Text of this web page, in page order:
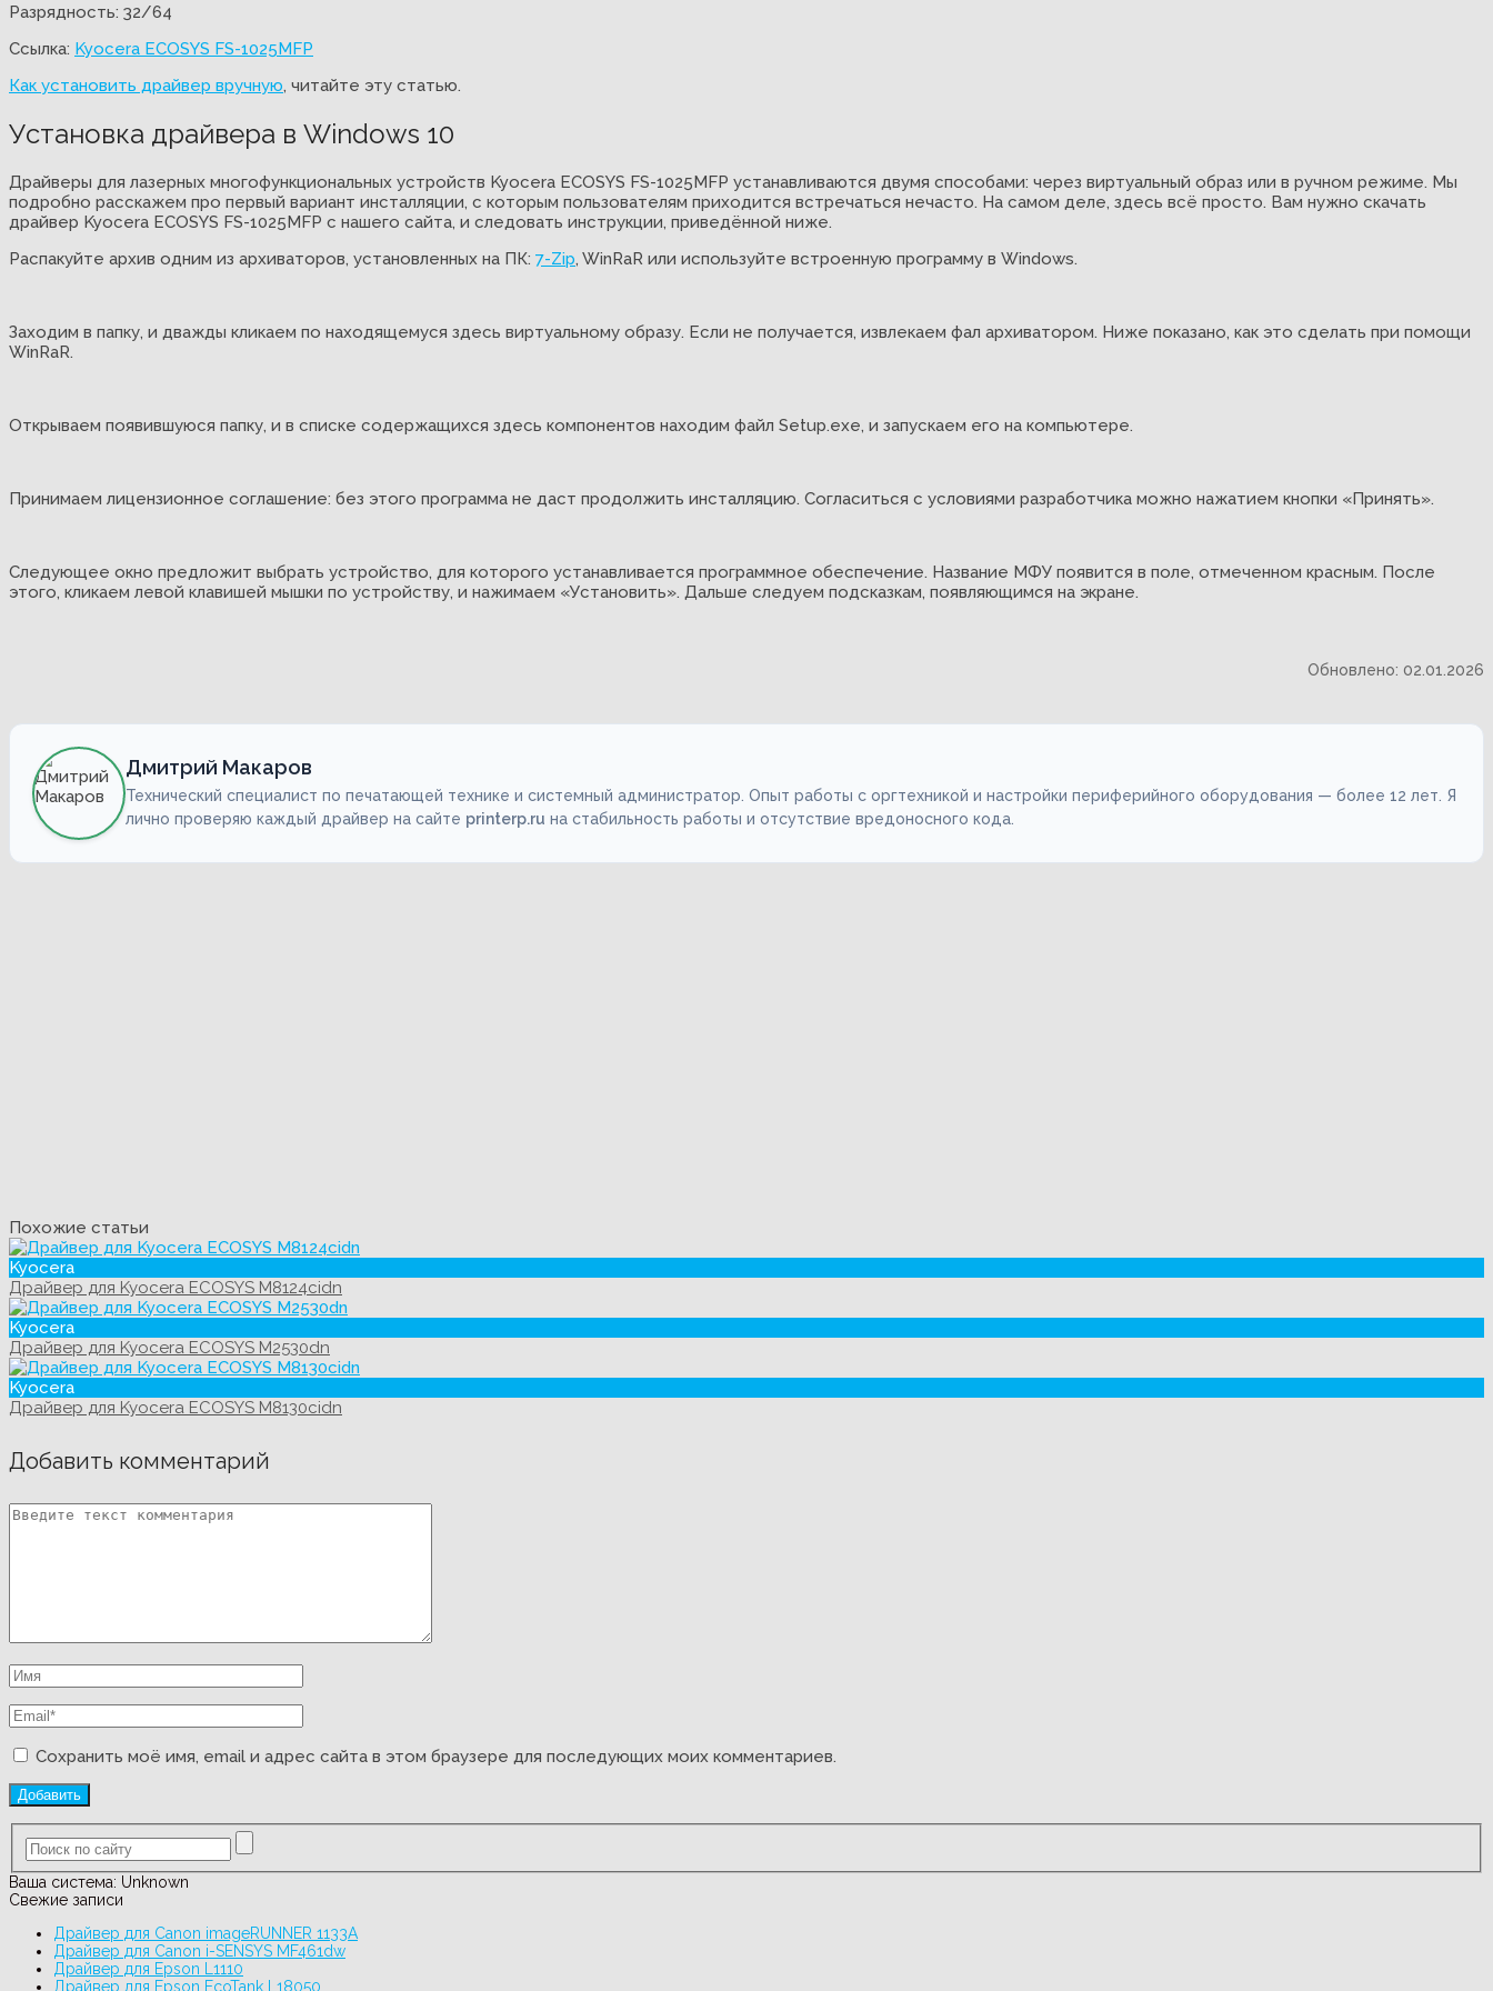
Разрядность: 32/64
Ссылка: Kyocera ECOSYS FS-1025MFP
Как установить драйвер вручную, читайте эту статью.
Установка драйвера в Windows 10
Драйверы для лазерных многофункциональных устройств Kyocera ECOSYS FS-1025MFP устанавливаются двумя способами: через виртуальный образ или в ручном режиме. Мы
подробно расскажем про первый вариант инсталляции, с которым пользователям приходится встречаться нечасто. На самом деле, здесь всё просто. Вам нужно скачать
драйвер Kyocera ECOSYS FS-1025MFP с нашего сайта, и следовать инструкции, приведённой ниже.
Распакуйте архив одним из архиваторов, установленных на ПК: 7-Zip, WinRaR или используйте встроенную программу в Windows.
Заходим в папку, и дважды кликаем по находящемуся здесь виртуальному образу. Если не получается, извлекаем фал архиватором. Ниже показано, как это сделать при помощи
WinRaR.
Открываем появившуюся папку, и в списке содержащихся здесь компонентов находим файл Setup.exe, и запускаем его на компьютере.
Принимаем лицензионное соглашение: без этого программа не даст продолжить инсталляцию. Согласиться с условиями разработчика можно нажатием кнопки «Принять».
Следующее окно предложит выбрать устройство, для которого устанавливается программное обеспечение. Название МФУ появится в поле, отмеченном красным. После
этого, кликаем левой клавишей мышки по устройству, и нажимаем «Установить». Дальше следуем подсказкам, появляющимся на экране.
Обновлено: 02.01.2026
Дмитрий Макаров
Технический специалист по печатающей технике и системный администратор. Опыт работы с оргтехникой и настройки периферийного оборудования — более 12 лет. Я
лично проверяю каждый драйвер на сайте printerp.ru на стабильность работы и отсутствие вредоносного кода.
Похожие статьи
Kyocera
Драйвер для Kyocera ECOSYS M8124cidn
Kyocera
Драйвер для Kyocera ECOSYS M2530dn
Kyocera
Драйвер для Kyocera ECOSYS M8130cidn
Добавить комментарий
Сохранить моё имя, email и адрес сайта в этом браузере для последующих моих комментариев.
Ваша система: Unknown
Свежие записи
Драйвер для Canon imageRUNNER 1133A
Драйвер для Canon i-SENSYS MF461dw
Драйвер для Epson L1110
Драйвер для Epson EcoTank L18050